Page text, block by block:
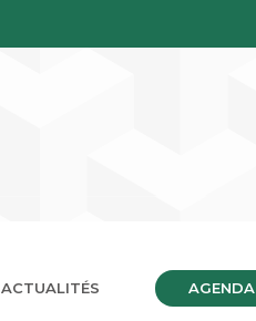
ACTUALITÉS AGENDA